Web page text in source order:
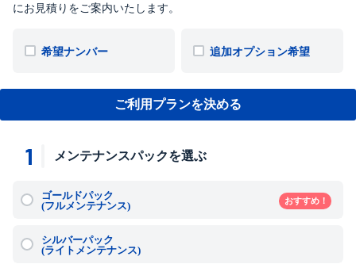
にお見積りをご案内いたします。
希望ナンバー 追加オプション希望
ご利用プランを決める
1 メンテナンスパックを選ぶ
ゴールドパック
(フルメンテナンス)
おすすめ！
シルバーパック
(ライトメンテナンス)